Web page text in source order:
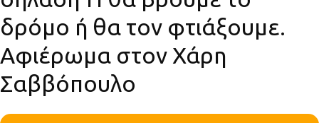
δρόμο ή θα τον φτιάξουμε.
Αφιέρωμα στον Χάρη
Σαββόπουλο